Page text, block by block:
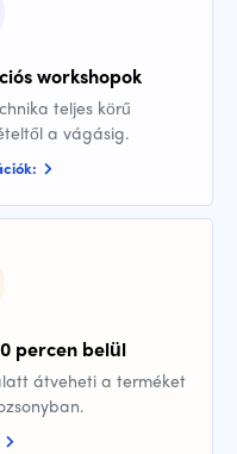
workshopok
teljes körű
a vágásig.
percen belül
átveheti a terméket